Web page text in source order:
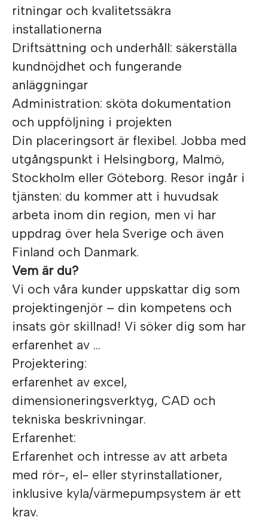
ritningar och kvalitetssäkra
installationerna
Driftsättning och underhåll: säkerställa
kundnöjdhet och fungerande
anläggningar
Administration: sköta dokumentation
och uppföljning i projekten
Din placeringsort är flexibel. Jobba med
utgångspunkt i Helsingborg, Malmö,
Stockholm eller Göteborg. Resor ingår i
tjänsten: du kommer att i huvudsak
arbeta inom din region, men vi har
uppdrag över hela Sverige och även
Finland och Danmark.
Vem är du?
Vi och våra kunder uppskattar dig som
projektingenjör – din kompetens och
insats gör skillnad! Vi söker dig som har
erfarenhet av …
Projektering:
erfarenhet av excel,
dimensioneringsverktyg, CAD och
tekniska beskrivningar.
Erfarenhet:
Erfarenhet och intresse av att arbeta
med rör-, el- eller styrinstallationer,
inklusive kyla/värmepumpsystem är ett
krav.